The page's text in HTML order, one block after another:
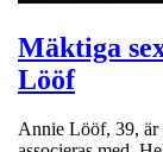
Mäktiga
Lööf
Annie Lööf, 39, är